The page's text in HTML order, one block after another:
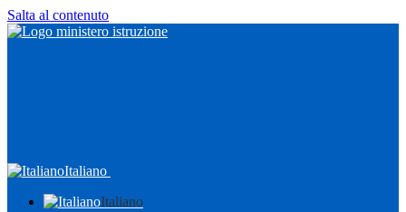
Salta al contenuto
Italiano
Italiano